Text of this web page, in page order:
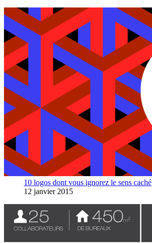
10 logos dont vous ignorez le sens caché
12 janvier 2015